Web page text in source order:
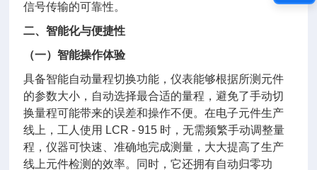
信号传输的可靠性。
二、智能化与便捷性
（一）智能操作体验
具备智能自动量程切换功能，仪表能够根据所测元件
的参数大小，自动选择最合适的量程，避免了手动切
换量程可能带来的误差和操作不便。在电子元件生产
线上，工人使用 LCR - 915 时，无需频繁手动调整量
程，仪器可快速、准确地完成测量，大大提高了生产
线上元件检测的效率。同时，它还拥有自动归零功